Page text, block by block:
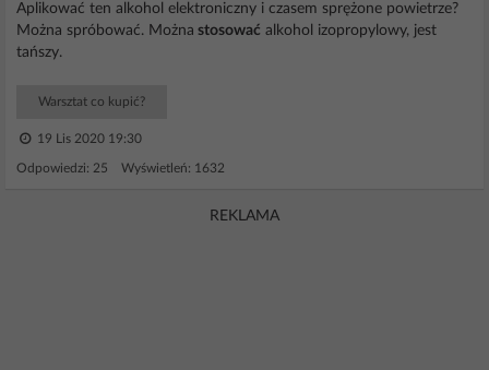
Aplikować ten alkohol elektroniczny i czasem sprężone powietrze?
Można spróbować. Można stosować alkohol izopropylowy, jest
tańszy.
Warsztat co kupić?
19 Lis 2020 19:30
Odpowiedzi: 25 Wyświetleń: 1632
REKLAMA